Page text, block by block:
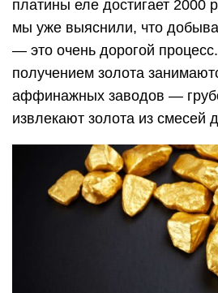
платины еле достигает 2000
мы уже выяснили, что
— это очень дорогой
получением золота
аффинажных заводов —
извлекают золота из смесей